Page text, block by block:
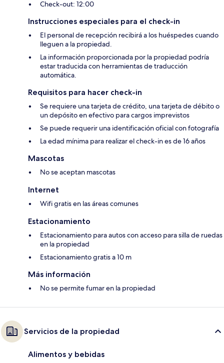
Check-out: 12:00
Instrucciones especiales para el check-in
El personal de recepción recibirá a los huéspedes cuando
lleguen a la propiedad.
La información proporcionada por la propiedad podría
estar traducida con herramientas de traducción
automática.
Requisitos para hacer check-in
Se requiere una tarjeta de crédito, una tarjeta de débito o
un depósito en efectivo para cargos imprevistos
Se puede requerir una identificación oficial con fotografía
La edad mínima para realizar el check-in es de 16 años
Mascotas
No se aceptan mascotas
Internet
Wifi gratis en las áreas comunes
Estacionamiento
Estacionamiento para autos con acceso para silla de ruedas
en la propiedad
Estacionamiento gratis a 10 m
Más información
No se permite fumar en la propiedad
Servicios de la propiedad
Alimentos y bebidas